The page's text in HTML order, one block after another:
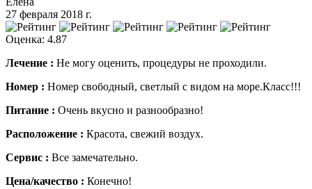
27 февраля 2018 г.
Оценка: 4.87
Лечение : Не могу оценить, процедуры не проходили.
Номер : Номер свободный, светлый с видом на море.Класс!!!
Питание : Очень вкусно и разнообразно!
Расположение : Красота, свежий воздух.
Сервис : Все замечательно.
Цена/качество : Конечно!